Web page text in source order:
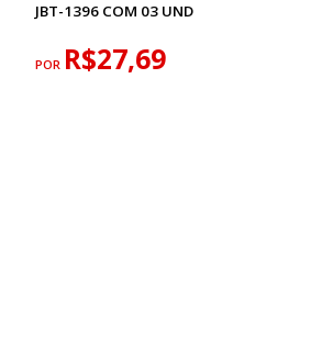
JBT-1396 COM 03 UND
POR R$27,69